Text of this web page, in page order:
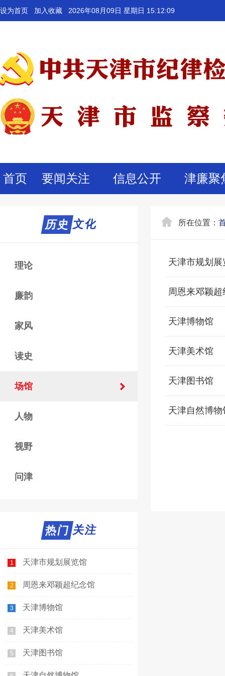
设为首页 加入收藏 2026年08月09日 星期日 15:12:09
首页 要闻关注 信息公开 津廉聚
历史文化
历史
理论
廉韵
家风
读史
场馆
人物
视野
问津
热门关注
热门
1 天津市规划展览馆
2 周恩来邓颖超纪念馆
3 天津博物馆
4 天津美术馆
5 天津图书馆
所在位置：
天津市规划展
周恩来邓颖超
天津博物馆
天津美术馆
天津图书馆
天津自然博物